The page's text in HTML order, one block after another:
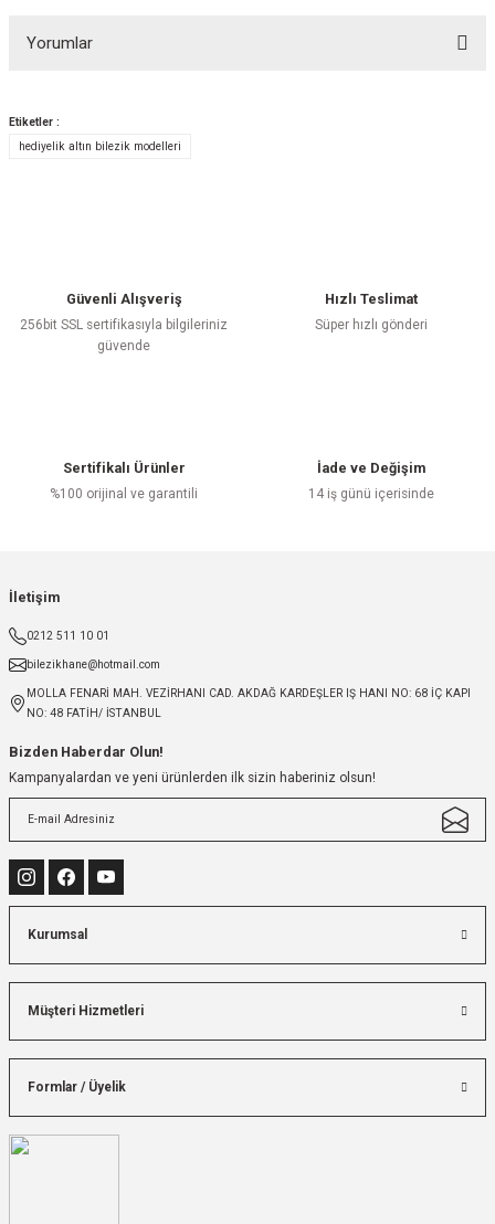
Yorumlar
Bu ürüne ilk yorumu siz yapın!
Etiketler :
hediyelik altın bilezik modelleri
Güvenli Alışveriş
256bit SSL sertifikasıyla bilgileriniz
güvende
Hızlı Teslimat
Süper hızlı gönderi
Sertifikalı Ürünler
%100 orijinal ve garantili
İade ve Değişim
14 iş günü içerisinde
İletişim
0212 511 10 01
bilezikhane@hotmail.com
MOLLA FENARİ MAH. VEZİRHANI CAD. AKDAĞ KARDEŞLER IŞ HANI NO: 68 İÇ KAPI
NO: 48 FATİH/ İSTANBUL
Bizden Haberdar Olun!
Kampanyalardan ve yeni ürünlerden ilk sizin haberiniz olsun!
Kurumsal
Müşteri Hizmetleri
Formlar / Üyelik